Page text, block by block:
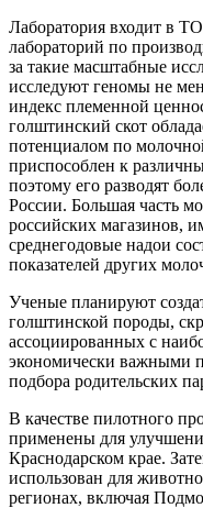
Лаборатория входит в
лабораторий по
за такие масштабные
исследуют геномы не
индекс племенной
голштинский скот
потенциалом по
приспособлен к
поэтому его разводят
России. Большая часть
российских магазинов,
среднегодовые надои
показателей других
Ученые планируют
голштинской породы,
ассоциированных с
экономически важными
подбора родительских
В качестве пилотного
применены для
Краснодарском крае.
использован для
регионах, включая